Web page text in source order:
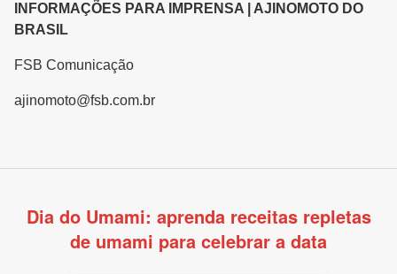
INFORMAÇÕES PARA IMPRENSA | AJINOMOTO DO
BRASIL
FSB Comunicação
ajinomoto@fsb.com.br
Dia do Umami: aprenda receitas repletas
de umami para celebrar a data